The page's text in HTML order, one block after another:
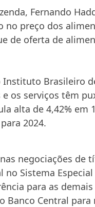
Fernando
no preço dos
de oferta de
Brasileiro
os serviços têm
alta de 4,42% em
2024.
negociações de
Sistema
para as
Banco Central